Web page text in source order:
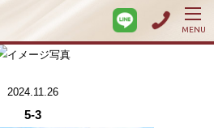
MENU
2024.11.26
5-3